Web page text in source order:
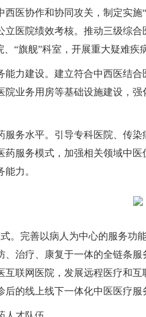
西医协作和协同攻关，制定实
立医院绩效考核。推动三级综
、“旗舰”科室，开展重大疑难
能力建设。建立符合中西医结
院业务用房等基础设施建设，
服务水平。引导专科医院、传
药服务模式，加强相关领域中
力。
。完善以病人为中心的服务功
、治疗、康复于一体的全链条
互联网医院，发展远程医疗和
后的线上线下一体化中医医疗